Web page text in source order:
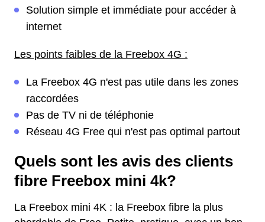
Solution simple et immédiate pour accéder à
internet
Les points faibles de la Freebox 4G :
La Freebox 4G n'est pas utile dans les zones
raccordées
Pas de TV ni de téléphonie
Réseau 4G Free qui n'est pas optimal partout
Quels sont les avis des clients
fibre Freebox mini 4k?
La Freebox mini 4K : la Freebox fibre la plus